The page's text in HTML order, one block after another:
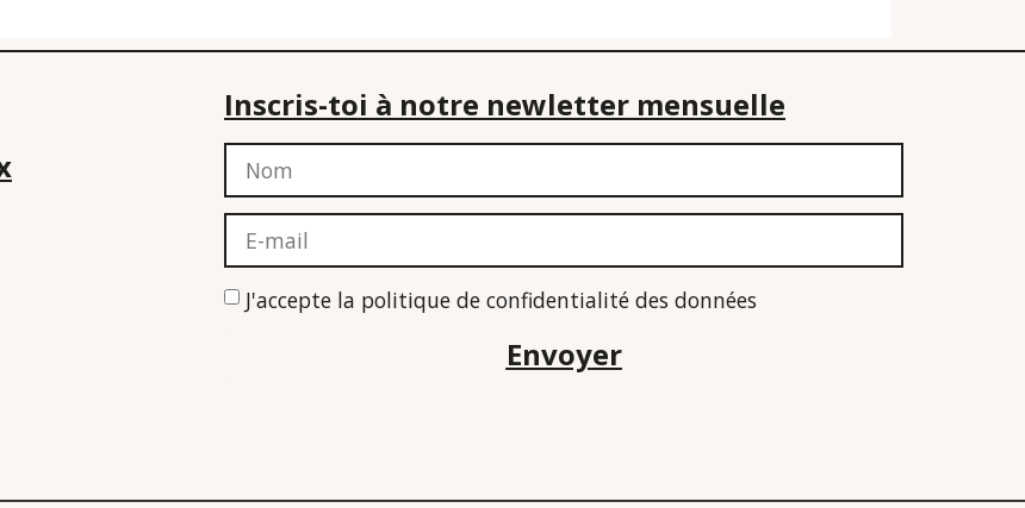
Inscris-toi à notre newletter mensuelle
J'accepte la politique de confidentialité des données
Envoyer